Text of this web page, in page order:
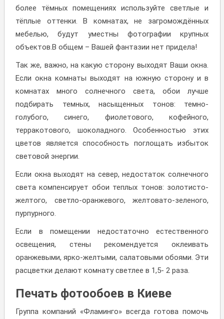
более тёмных помещениях используйте светлые и
тёплые оттенки. В комнатах, не загромождённых
мебелью, будут уместны фотографии крупных
объектов.В общем – Вашей фантазии нет придела!
Так же, важно, на какую сторону выходят Ваши окна.
Если окна комнаты выходят на южную сторону и в
комнатах много солнечного света, обои лучше
подбирать темных, насыщенных тонов: темно-
голубого, синего, фиолетового, кофейного,
терракотового, шоколадного. Особенностью этих
цветов является способность поглощать избыток
световой энергии.
Если окна выходят на север, недостаток солнечного
света компенсирует обои теплых тонов: золотисто-
желтого, светло-оранжевого, желтовато-зеленого,
пурпурного.
Если в помещении недостаточно естественного
освещения, стены рекомендуется оклеивать
оранжевыми, ярко-желтыми, салатовыми обоями. Эти
расцветки делают комнату светлее в 1,5- 2 раза.
Печать фотообоев в Киеве
Группа компаний «Фламинго» всегда готова помочь